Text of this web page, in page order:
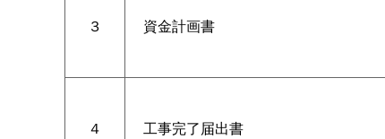
３
資金計画書
４
工事完了届出書